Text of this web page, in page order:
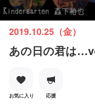
2019.10.25（金）
あの日の君は
お気に入り 応援